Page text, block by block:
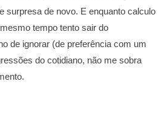
surpresa de novo. E enquanto calculo
tempo tento sair do
de ignorar (de preferência com um
do cotidiano, não me sobra